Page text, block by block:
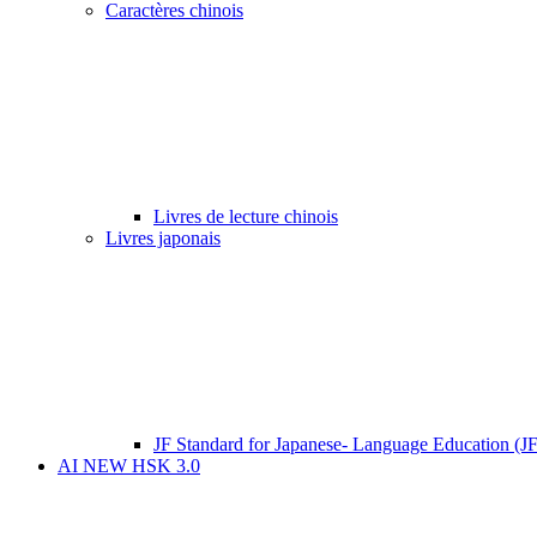
Caractères chinois
Livres de lecture chinois
Livres japonais
JF Standard for Japanese- Language Education
AI NEW HSK 3.0